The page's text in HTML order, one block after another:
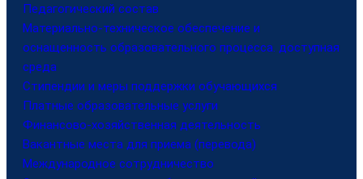
Педагогический состав
Материально-техническое обеспечение и
оснащенность образовательного процесса. доступная
среда
Стипендии и меры поддержки обучающихся
Платные образовательные услуги
Финансово-хозяйственная деятельность
Вакантные места для приема (перевода)
Международное сотрудничество